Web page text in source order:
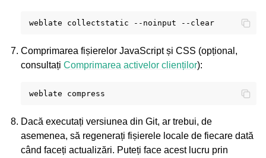
weblate collectstatic --noinput
Comprimarea fișierelor JavaScript și CSS (opțional,
consultațiComprimarea activelor clienților):
weblate
Dacă executați versiunea din Git, ar trebui, de
asemenea, să regenerați fișierele locale de fiecare dată
când faceți actualizări. Puteți face acest lucru prin